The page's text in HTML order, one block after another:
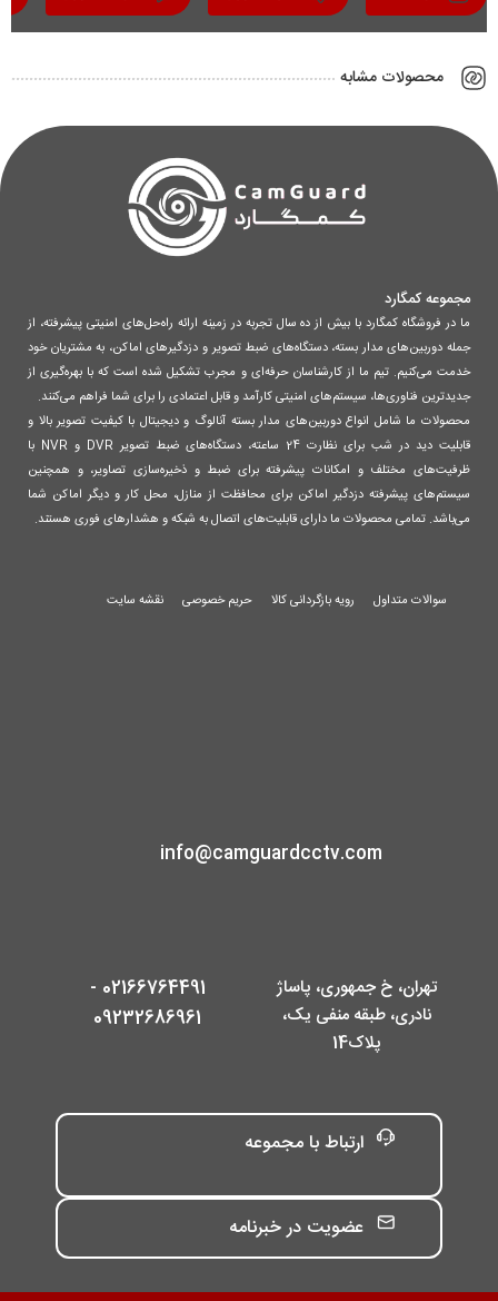
محصولات مشابه
مجموعه کمگارد
ما در فروشگاه کمگارد با بیش از ده سال تجربه در زمینه ارائه راه‌حل‌های امنیتی پیشرفته، از
جمله دوربین‌های مدار بسته، دستگاه‌های ضبط تصویر و دزدگیرهای اماکن، به مشتریان خود
خدمت می‌کنیم. تیم ما از کارشناسان حرفه‌ای و مجرب تشکیل شده است که با بهره‌گیری از
جدیدترین فناوری‌ها، سیستم‌های امنیتی کارآمد و قابل اعتمادی را برای شما فراهم می‌کنند.
محصولات ما شامل انواع دوربین‌های مدار بسته آنالوگ و دیجیتال با کیفیت تصویر بالا و
قابلیت دید در شب برای نظارت 24 ساعته، دستگاه‌های ضبط تصویر DVR و NVR با
ظرفیت‌های مختلف و امکانات پیشرفته برای ضبط و ذخیره‌سازی تصاویر، و همچنین
سیستم‌های پیشرفته دزدگیر اماکن برای محافظت از منازل، محل کار و دیگر اماکن شما
می‌باشد. تمامی محصولات ما دارای قابلیت‌های اتصال به شبکه و هشدارهای فوری هستند.
سوالات متداول رویه بازگردانی کالا حریم خصوصی نقشه سایت
info@camguardcctv.com
تهران، خ جمهوری، پاساژ
نادری، طبقه منفی یک،
پلاک14
02166764491 -
09232686961
ارتباط با مجموعه
عضویت در خبرنامه